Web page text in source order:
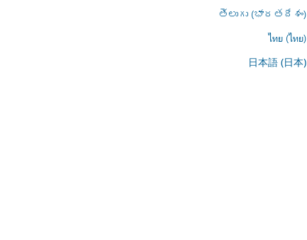
తెలుగు (భారతదేశం)
ไทย (ไทย)
日本語 (日本)